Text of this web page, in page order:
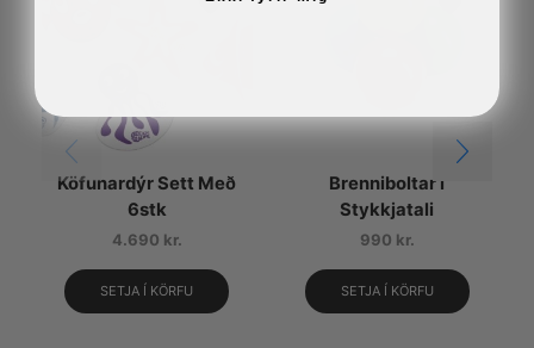
Köfunardýr Sett Með
6stk
4.690 kr.
SETJA Í KÖRFU
Brenniboltar í
Stykkjatali
990 kr.
SETJA Í KÖRFU